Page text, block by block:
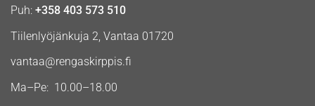
Puh: +358 403 573 510
Tiilenlyöjänkuja 2, Vantaa 01720
vantaa@rengaskirppis.fi
Ma–Pe: 10.00–18.00